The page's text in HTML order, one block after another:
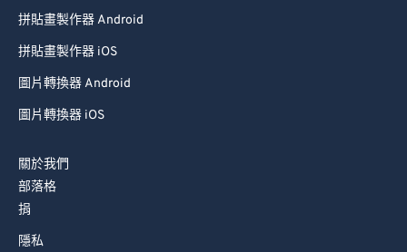
拼貼畫製作器 Android
拼貼畫製作器 iOS
圖片轉換器 Android
圖片轉換器 iOS
關於我們
部落格
捐
隱私